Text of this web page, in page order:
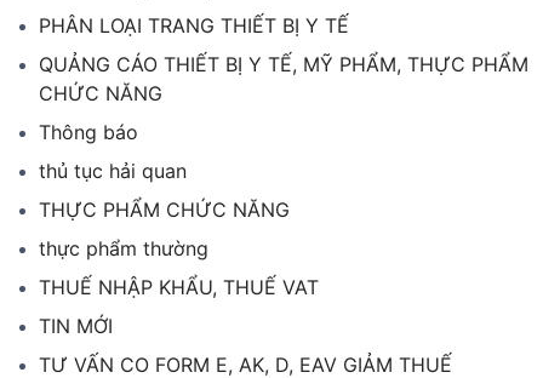
PHÂN LOẠI TRANG THIẾT BỊ Y TẾ
QUẢNG CÁO THIẾT BỊ Y TẾ, MỸ PHẨM, THỰC PHẨM
CHỨC NĂNG
Thông báo
thủ tục hải quan
THỰC PHẨM CHỨC NĂNG
thực phẩm thường
THUẾ NHẬP KHẨU, THUẾ VAT
TIN MỚI
TƯ VẤN CO FORM E, AK, D, EAV GIẢM THUẾ